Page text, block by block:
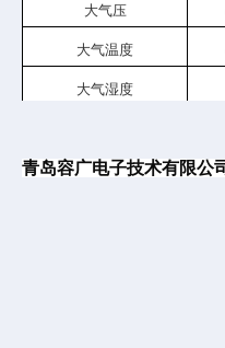
大气压
大气温度
大气湿度
青岛容广电子技术有限公